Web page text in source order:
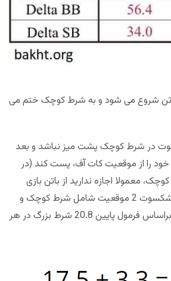
شروع می شود و به شرط کوچک ختم می
در شرط کوچک پشت میز نباشد و بعد
برگردد و شرط بزرگ 0.5 خود را از موقعیت کات آف، پست کند (در
معمولا اجازه ندارید از باتن بازی
کنید). از این رو، آقای پیشکسوت 2 موقعیت شامل شرط کوچک و
باتن را از دست داده که براساس فرمول پایین 20.8 شرط بزرگ در هر